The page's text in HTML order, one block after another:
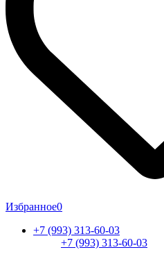
Избранное0
+7 (993) 313-60-03
+7 (993) 313-60-03